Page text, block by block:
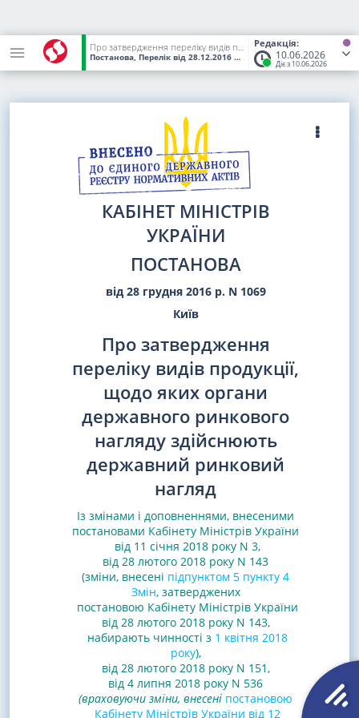
Редакція:
10.06.2026
Діє з 10.06.2026
Про затвердження переліку видів продукції, щодо яких органи державного ринкового нагляду здійснюють державний ринковий нагляд
Постанова, Перелік від 28.12.2016 № 1069 (Статус:Чинний)
КАБІНЕТ МІНІСТРІВ
УКРАЇНИ
ПОСТАНОВА
від 28 грудня 2016 р. N 1069
Київ
Про затвердження
переліку видів продукції,
щодо яких органи
державного ринкового
нагляду здійснюють
державний ринковий
нагляд
Із змінами і доповненнями, внесеними
постановами Кабінету Міністрів України
від 11 січня 2018 року N 3,
від 28 лютого 2018 року N 143
(зміни, внесені підпунктом 5 пункту 4
Змін, затверджених
постановою Кабінету Міністрів України
від 28 лютого 2018 року N 143,
набирають чинності з 1 квітня 2018
року),
від 28 лютого 2018 року N 151,
від 4 липня 2018 року N 536
(враховуючи зміни, внесені постановою
Кабінету Міністрів України від 12